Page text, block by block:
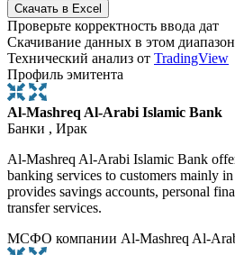
Проверьте корректность ввода дат
Скачивание данных в этом
Технический анализ от TradingView
Профиль эмитента
Al-Mashreq Al-Arabi Islamic Bank
Банки , Ирак
Al-Mashreq Al-Arabi Islamic Bank
banking services to customers mainly
provides savings accounts, personal
transfer services.
МСФО компании Al-Mashreq Al-